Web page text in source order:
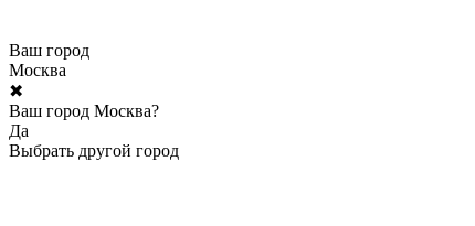
Ваш город
Москва
✖
Ваш город Москва?
Да
Выбрать другой город